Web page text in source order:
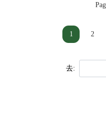
1 2
去: